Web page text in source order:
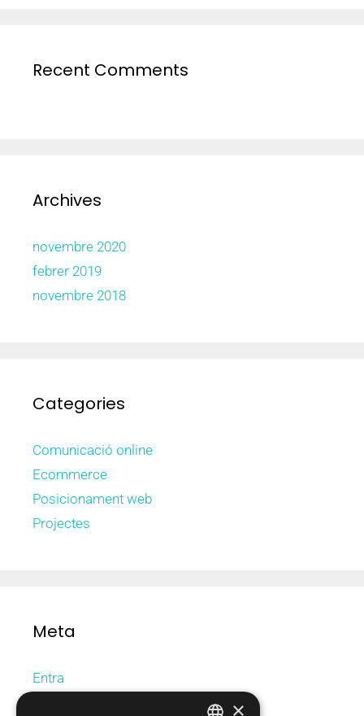
Recent Comments
Archives
novembre 2020
febrer 2019
novembre 2018
Categories
Comunicació online
Ecommerce
Posicionament web
Projectes
Meta
Entra
×